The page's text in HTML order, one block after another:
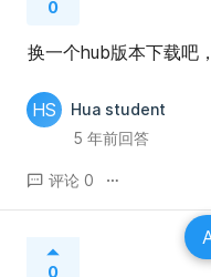
0
换一个hub版本下载吧
HS
Hua student
5 年前回答
评论 0
0